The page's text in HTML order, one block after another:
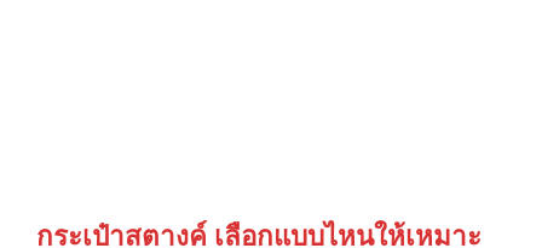
กระเป๋าสตางค์ เลือกแบบไหนให้เหมาะ